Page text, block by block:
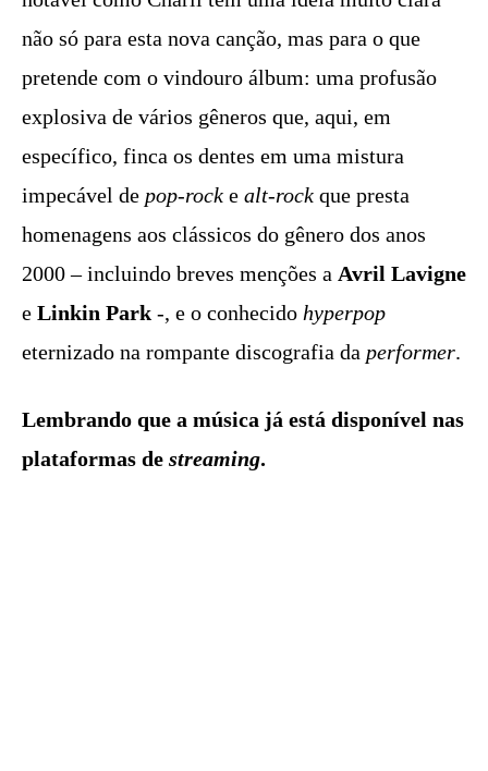
não só para esta nova canção, mas para o que
pretende com o vindouro álbum: uma profusão
explosiva de vários gêneros que, aqui, em
específico, finca os dentes em uma mistura
impecável de pop-rock e alt-rock que presta
homenagens aos clássicos do gênero dos anos
2000 – incluindo breves menções a Avril Lavigne
e Linkin Park -, e o conhecido hyperpop
eternizado na rompante discografia da performer.
Lembrando que a música já está disponível nas
plataformas de streaming.